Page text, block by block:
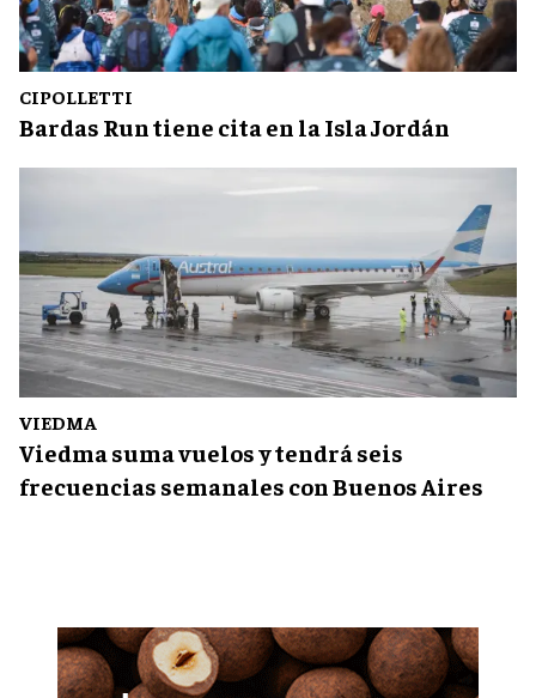
CIPOLLETTI
Bardas Run tiene cita en la Isla Jordán
VIEDMA
Viedma suma vuelos y tendrá seis
frecuencias semanales con Buenos Aires